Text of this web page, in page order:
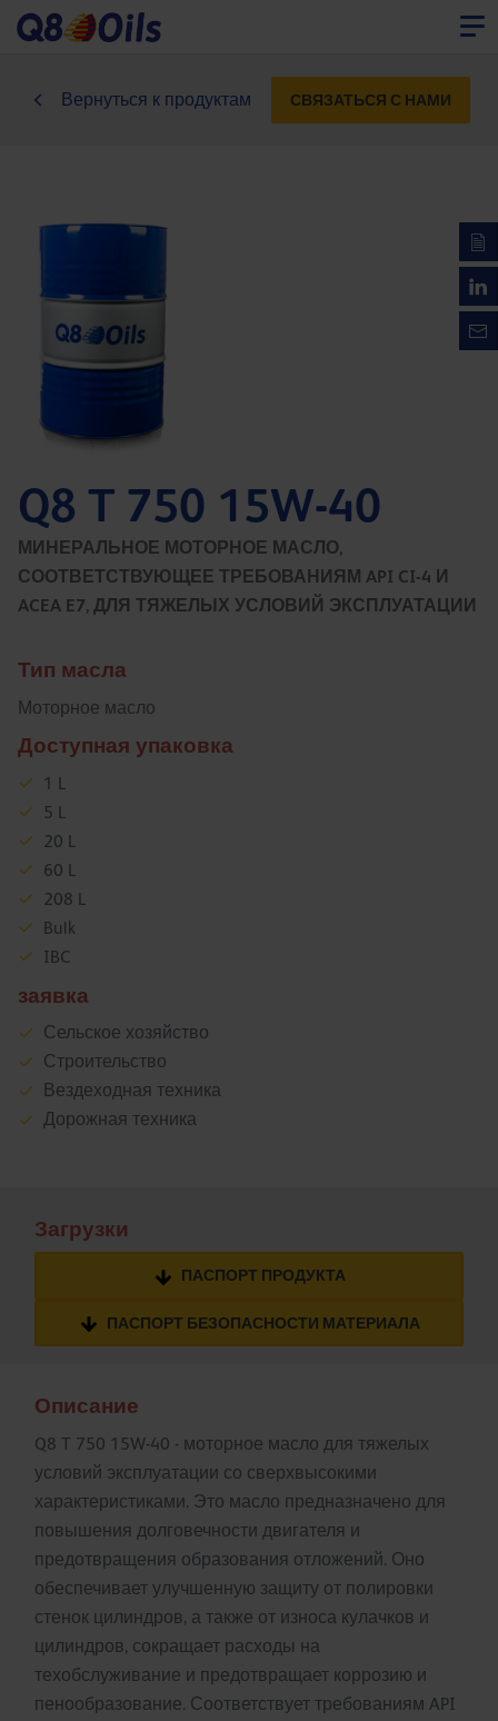
Вернуться к продуктам СВЯЗАТЬСЯ С НАМИ
Q8 T 750 15W-40
МИНЕРАЛЬНОЕ МОТОРНОЕ МАСЛО,
СООТВЕТСТВУЮЩЕЕ ТРЕБОВАНИЯМ API CI-4 И
ACEA E7, ДЛЯ ТЯЖЕЛЫХ УСЛОВИЙ ЭКСПЛУАТАЦИИ
Тип масла
Моторное масло
Доступная упаковка
1 L
5 L
20 L
60 L
208 L
Bulk
IBC
заявка
Сельское хозяйство
Строительство
Вездеходная техника
Дорожная техника
Загрузки
ПАСПОРТ ПРОДУКТА
ПАСПОРТ БЕЗОПАСНОСТИ МАТЕРИАЛА
Описание
Q8 T 750 15W-40 - моторное масло для тяжелых
условий эксплуатации со сверхвысокими
характеристиками. Это масло предназначено для
повышения долговечности двигателя и
предотвращения образования отложений. Оно
обеспечивает улучшенную защиту от полировки
стенок цилиндров, а также от износа кулачков и
цилиндров, сокращает расходы на
техобслуживание и предотвращает коррозию и
пенообразование. Соответствует требованиям API